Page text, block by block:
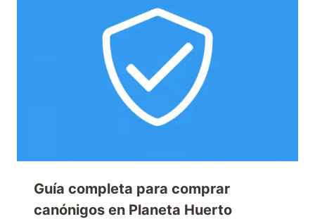
Guía completa para comprar
canónigos en Planeta Huerto